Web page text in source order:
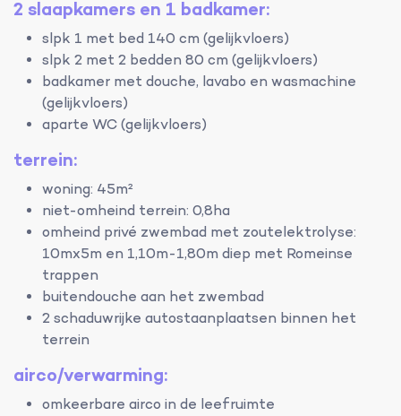
2 slaapkamers en 1 badkamer:
slpk 1 met bed 140 cm (gelijkvloers)
slpk 2 met 2 bedden 80 cm (gelijkvloers)
badkamer met douche, lavabo en wasmachine
(gelijkvloers)
aparte WC (gelijkvloers)
terrein:
woning: 45m²
niet-omheind terrein: 0,8ha
omheind privé zwembad met zoutelektrolyse:
10mx5m en 1,10m-1,80m diep met Romeinse
trappen
buitendouche aan het zwembad
2 schaduwrijke autostaanplaatsen binnen het
terrein
airco/verwarming:
omkeerbare airco in de leefruimte